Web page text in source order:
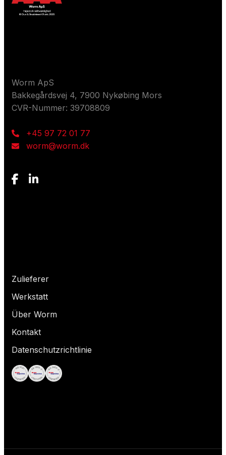
Worm ApS
Bakkegårdsvej 4, 7900 Nykøbing Mors
CVR-Nummer: 39708809
+45 97 72 01 77
worm@worm.dk
Zulieferer
Werkstatt
Über Worm
Kontakt
Datenschutzrichtlinie